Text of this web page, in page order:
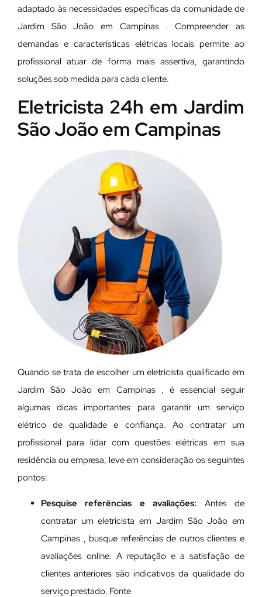
adaptado às necessidades específicas da comunidade de
Jardim São João em Campinas . Compreender as
demandas e características elétricas locais permite ao
profissional atuar de forma mais assertiva, garantindo
soluções sob medida para cada cliente.
Eletricista 24h em Jardim
São João em Campinas
Quando se trata de escolher um eletricista qualificado em
Jardim São João em Campinas , é essencial seguir
algumas dicas importantes para garantir um serviço
elétrico de qualidade e confiança. Ao contratar um
profissional para lidar com questões elétricas em sua
residência ou empresa, leve em consideração os seguintes
pontos:
Pesquise referências e avaliações: Antes de
contratar um eletricista em Jardim São João em
Campinas , busque referências de outros clientes e
avaliações online. A reputação e a satisfação de
clientes anteriores são indicativos da qualidade do
serviço prestado. Fonte